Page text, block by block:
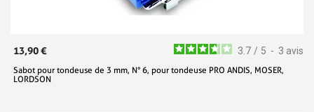
3.7 / 5 - 3 avis
13,90 €
Sabot pour tondeuse de 3 mm, N° 6, pour tondeuse PRO ANDIS, MOSER,
LORDSON